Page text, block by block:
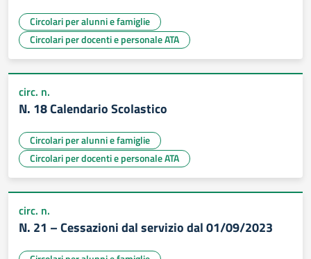
Circolari per alunni e famiglie
Circolari per docenti e personale ATA
circ. n.
N. 18 Calendario Scolastico
Circolari per alunni e famiglie
Circolari per docenti e personale ATA
circ. n.
N. 21 – Cessazioni dal servizio dal 01/09/2023